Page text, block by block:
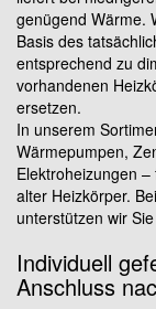
genügend Wärme.
Basis des
entsprechend zu
vorhandenen
ersetzen.
In unserem
Wärmepumpen,
Elektroheizungen
alter Heizkörper.
unterstützen wir
Individuell
Anschluss